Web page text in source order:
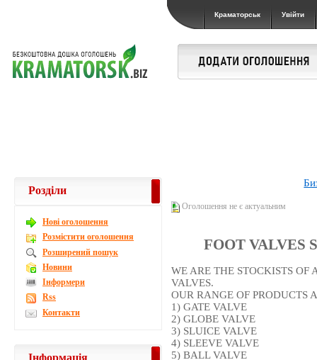
Краматорськ Увійти
Оголошення не є актуальним
FOOT VALVES
WE ARE THE STOCKISTS
VALVES.
OUR RANGE OF PRODUCTS
1) GATE VALVE
2) GLOBE VALVE
3) SLUICE VALVE
4) SLEEVE VALVE
5) BALL VALVE
Розділи
Новi оголошення
Розмістити оголошення
Розширений пошук
Новини
Інформери
Rss
Контакти
Інформація